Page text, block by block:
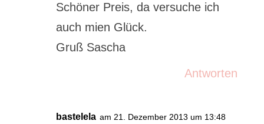
Schöner Preis, da versuche ich
auch mien Glück.
Gruß Sascha
Antworten
bastelela am 21. Dezember 2013 um 13:48